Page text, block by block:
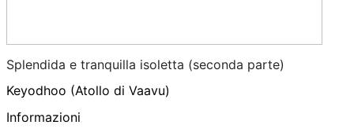
Splendida e tranquilla isoletta (seconda parte)
Keyodhoo (Atollo di Vaavu)
Informazioni